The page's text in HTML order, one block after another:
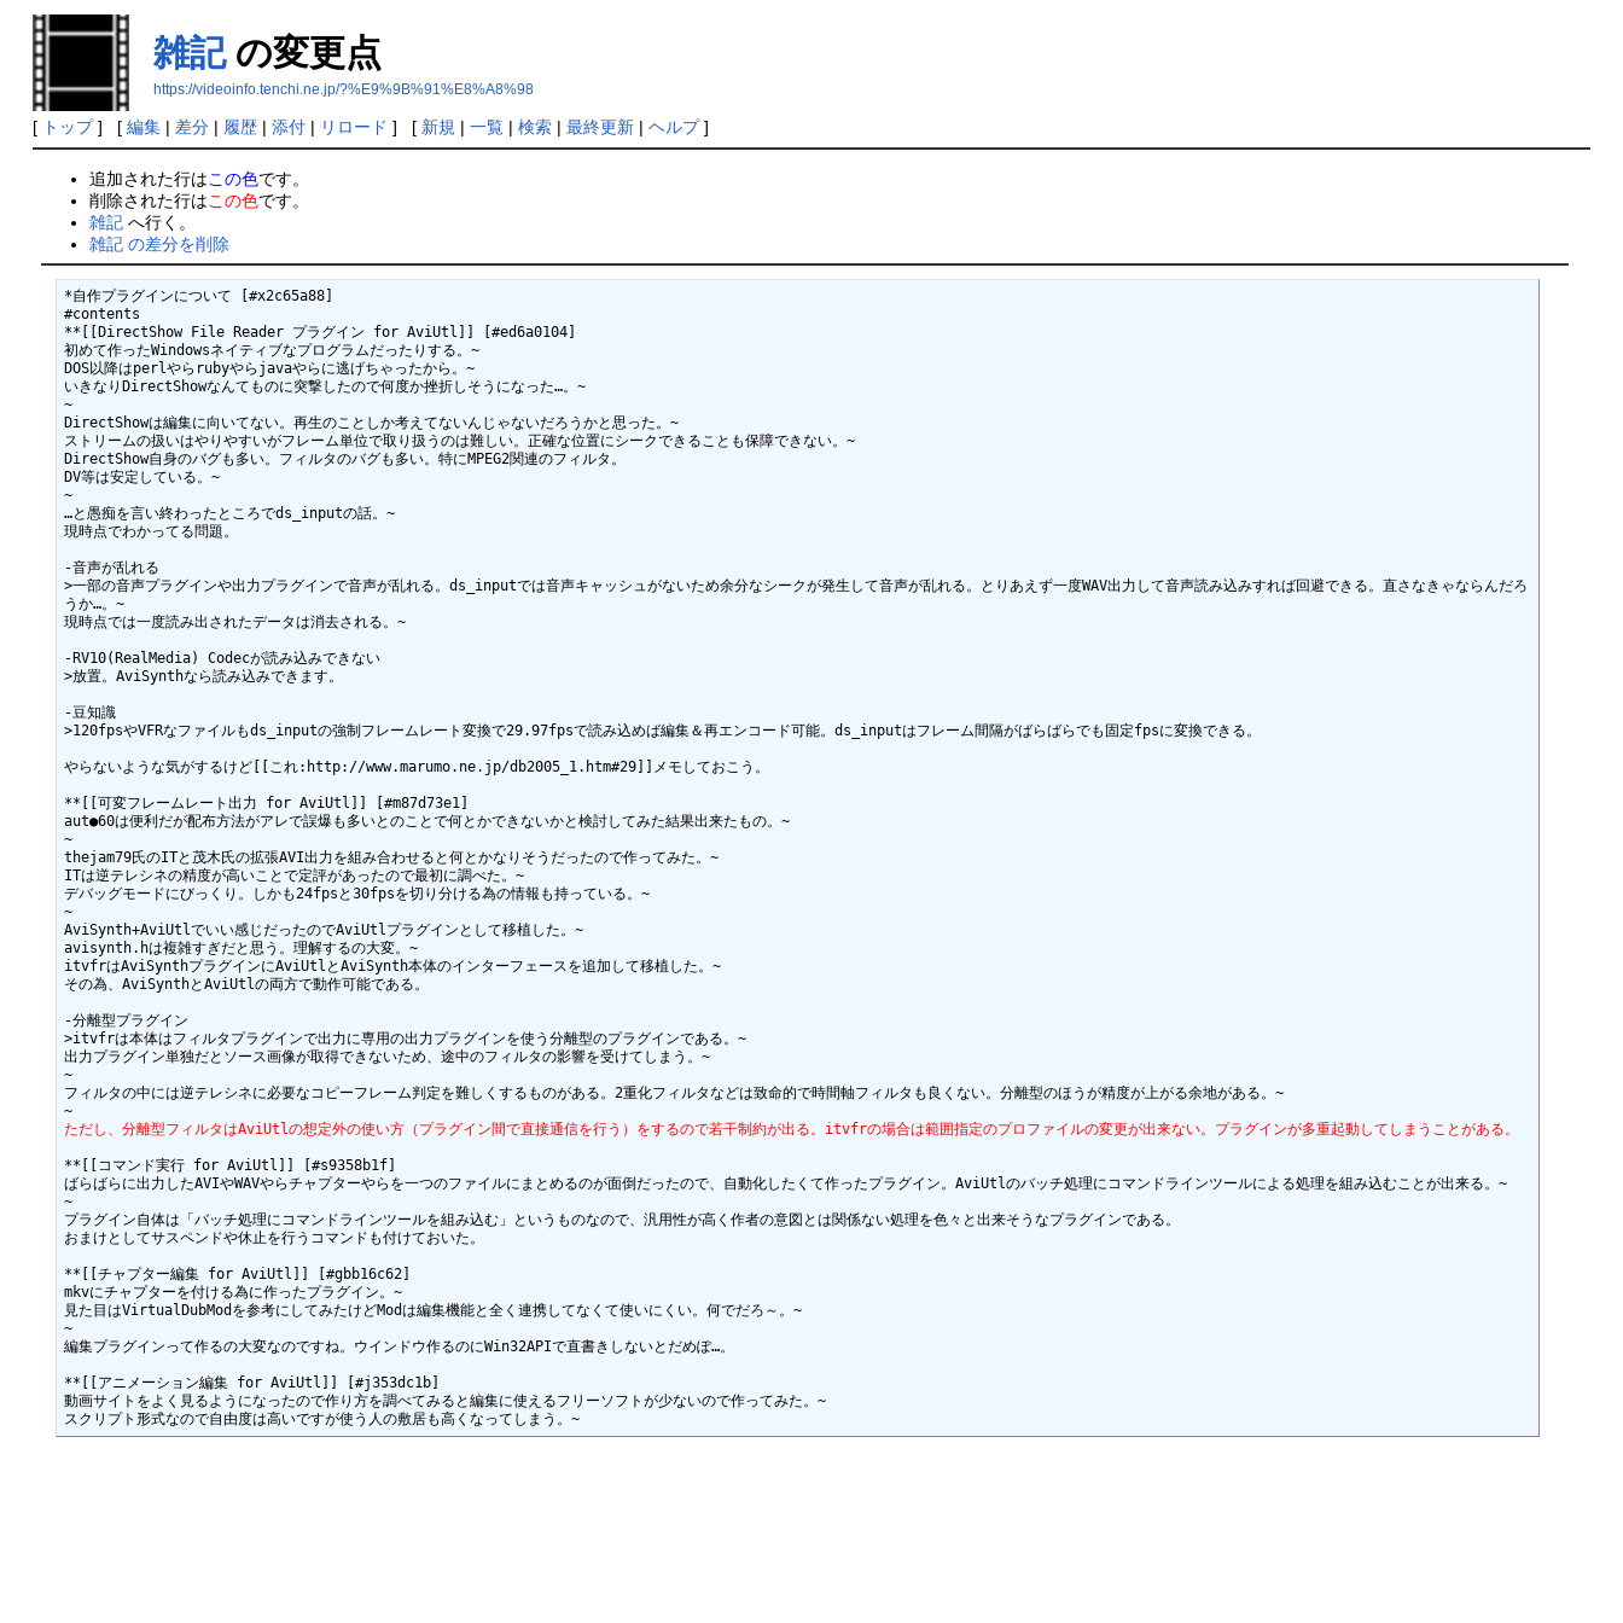
雑記の変更点
https://videoinfo.tenchi.ne.jp/?%E9%9B%91%E8%A8%98
[ トップ] [ 編集| 差分| 履歴| 添付| リロード ] [ 新規 | 一覧| 検索| 最終更新| ヘルプ]
追加された行はこの色です。
削除された行はこの色です。
雑記 へ行く。
雑記 の差分を削除
*自作プラグインについて [#x2c65a88]
#contents
**[[DirectShow File Reader プラグイン for AviUtl]] [#ed6a0104]
初めて作ったWindowsネイティブなプログラムだったりする。~
DOS以降はperlやらrubyやらjavaやらに逃げちゃったから。~
いきなりDirectShowなんてものに突撃したので何度か挫折しそうになった…。~
~
DirectShowは編集に向いてない。再生のことしか考えてないんじゃないだろうかと思った。~
ストリームの扱いはやりやすいがフレーム単位で取り扱うのは難しい。正確な位置にシークできることも保障できない。~
DirectShow自身のバグも多い。フィルタのバグも多い。特にMPEG2関連のフィルタ。
DV等は安定している。~
~
…と愚痴を言い終わったところでds_inputの話。~
現時点でわかってる問題。
-音声が乱れる
>一部の音声プラグインや出力プラグインで音声が乱れる。ds_inputでは音声キャッシュがないため余分なシークが発生して音声が乱れる。とりあえず一度WAV出力して音声読み込みすれば回避できる。直さなきゃならんだろ
うか…。~
現時点では一度読み出されたデータは消去される。~
-RV10(RealMedia) Codecが読み込みできない
>放置。AviSynthなら読み込みできます。
-豆知識
>120fpsやVFRなファイルもds_inputの強制フレームレート変換で29.97fpsで読み込めば編集＆再エンコード可能。ds_inputはフレーム間隔がばらばらでも固定fpsに変換できる。
やらないような気がするけど[[これ:http://www.marumo.ne.jp/db2005_1.htm#29]]メモしておこう。
**[[可変フレームレート出力 for AviUtl]] [#m87d73e1]
aut●60は便利だが配布方法がアレで誤爆も多いとのことで何とかできないかと検討してみた結果出来たもの。~
~
thejam79氏のITと茂木氏の拡張AVI出力を組み合わせると何とかなりそうだったので作ってみた。~
ITは逆テレシネの精度が高いことで定評があったので最初に調べた。~
デバッグモードにびっくり。しかも24fpsと30fpsを切り分ける為の情報も持っている。~
~
AviSynth+AviUtlでいい感じだったのでAviUtlプラグインとして移植した。~
avisynth.hは複雑すぎだと思う。理解するの大変。~
itvfrはAviSynthプラグインにAviUtlとAviSynth本体のインターフェースを追加して移植した。~
その為、AviSynthとAviUtlの両方で動作可能である。
-分離型プラグイン
>itvfrは本体はフィルタプラグインで出力に専用の出力プラグインを使う分離型のプラグインである。~
出力プラグイン単独だとソース画像が取得できないため、途中のフィルタの影響を受けてしまう。~
~
フィルタの中には逆テレシネに必要なコピーフレーム判定を難しくするものがある。2重化フィルタなどは致命的で時間軸フィルタも良くない。分離型のほうが精度が上がる余地がある。~
~
ただし、分離型フィルタはAviUtlの想定外の使い方（プラグイン間で直接通信を行う）をするので若干制約が出る。itvfrの場合は範囲指定のプロファイルの変更が出来ない。プラグインが多重起動してしまうことがある。
**[[コマンド実行 for AviUtl]] [#s9358b1f]
ばらばらに出力したAVIやWAVやらチャプターやらを一つのファイルにまとめるのが面倒だったので、自動化したくて作ったプラグイン。AviUtlのバッチ処理にコマンドラインツールによる処理を組み込むことが出来る。~
~
プラグイン自体は「バッチ処理にコマンドラインツールを組み込む」というものなので、汎用性が高く作者の意図とは関係ない処理を色々と出来そうなプラグインである。
おまけとしてサスペンドや休止を行うコマンドも付けておいた。
**[[チャプター編集 for AviUtl]] [#gbb16c62]
mkvにチャプターを付ける為に作ったプラグイン。~
見た目はVirtualDubModを参考にしてみたけどModは編集機能と全く連携してなくて使いにくい。何でだろ～。~
~
編集プラグインって作るの大変なのですね。ウインドウ作るのにWin32APIで直書きしないとだめぽ…。
**[[アニメーション編集 for AviUtl]] [#j353dc1b]
動画サイトをよく見るようになったので作り方を調べてみると編集に使えるフリーソフトが少ないので作ってみた。~
スクリプト形式なので自由度は高いですが使う人の敷居も高くなってしまう。~